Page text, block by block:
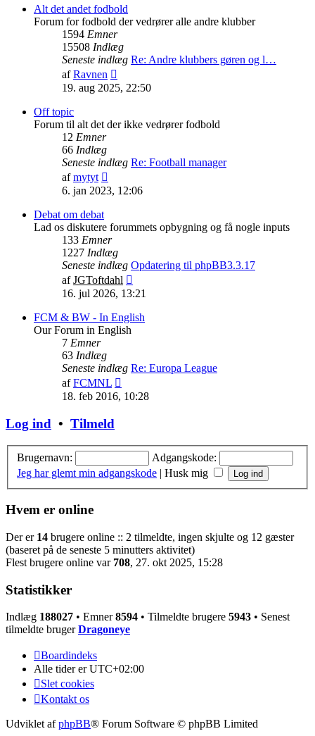
indlæg
Alt det andet fodbold
Forum for fodbold der vedrører alle andre klubber
1594 Emner
15508 Indlæg
Seneste indlæg Re: Andre klubbers gøren og l…
afRavnen
det
19. aug 2025, 22:50
Off topic
Forum til alt det der ikke vedrører fodbold
12 Emner
66 Indlæg
Seneste indlæg Re: Football manager
afmytyt
det
6. jan 2023, 12:06
Debat om debat
Lad os diskutere forummets opbygning og få nogle inputs
133 Emner
1227 Indlæg
Seneste indlæg Opdatering til phpBB3.3.17
afJGToftdahl
det
indlæg
16. jul 2026, 13:21
FCM & BW - In English
Our Forum in English
7 Emner
63 Indlæg
Seneste indlæg Re: Europa League
afFCMNL
det
18. feb 2016, 10:28
Log ind • Tilmeld
Brugernavn:
Adgangskode:
Jeg har glemt min adgangskode | Husk mig
Hvem er online
Der er 14 brugere online :: 2 tilmeldte, ingen skjulte og 12 gæster
(baseret på de seneste 5 minutters aktivitet)
Flest brugere online var 708, 27. okt 2025, 15:28
Statistikker
Indlæg 188027 • Emner8594 • Tilmeldte brugere 5943 • Senest
tilmeldte brugerDragoneye
Boardindeks
Alle tider erUTC+02:00
Slet cookies
Kontakt os
Udviklet afphpBB® Forum Software © phpBB Limited